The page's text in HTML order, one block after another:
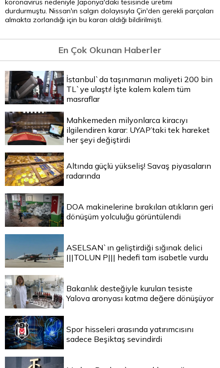
koronavirüs nedeniyle Japonya'daki tesisinde üretimi
durdurmuştu. Nissan'ın salgın dolayısıyla Çin'den gerekli parçaları
almakta zorlandığı için bu kararı aldığı bildirilmişti.
En Çok Okunan Haberler
İstanbul`da taşınmanın maliyeti 200 bin
TL`ye ulaştı! İşte kalem kalem tüm
masraflar
Mahkemeden milyonlarca kiracıyı
ilgilendiren karar: UYAP’taki tek hareket
her şeyi değiştirdi
Altında güçlü yükseliş! Savaş piyasaların
radarında
DOA makinelerine bırakılan atıkların geri
dönüşüm yolculuğu görüntülendi
ASELSAN`ın geliştirdiği sığınak delici
|||TOLUN P||| hedefi tam isabetle vurdu
Bakanlık desteğiyle kurulan tesiste
Yalova aronyası katma değere dönüşüyor
Spor hisseleri arasında yatırımcısını
sadece Beşiktaş sevindirdi